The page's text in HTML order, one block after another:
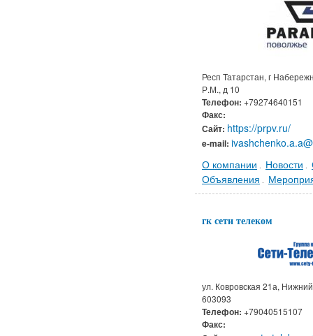
Респ Татарстан, г
Р.М., д 10
Телефон: +79274640151
Факс:
Сайт: https://prpv.ru/
e-mail:
О компании . Новости .
Объявления .
гк сети телеком
ул. Ковровская 21а,
603093
Телефон: +79040515107
Факс: